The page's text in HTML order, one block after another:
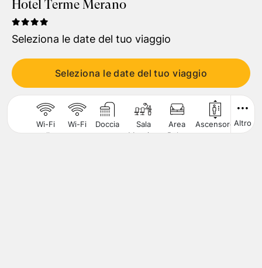
Viaggiatori
1Camera, 2Adulti
CERCA
Hotel Terme Merano
Seleziona le date del tuo viaggio
Seleziona le date del tuo viaggio
Wi-Fi
nelle
Wi-Fi Doccia
Sala
Meeting
Area
Relax
Ascensore
Mini
Altro